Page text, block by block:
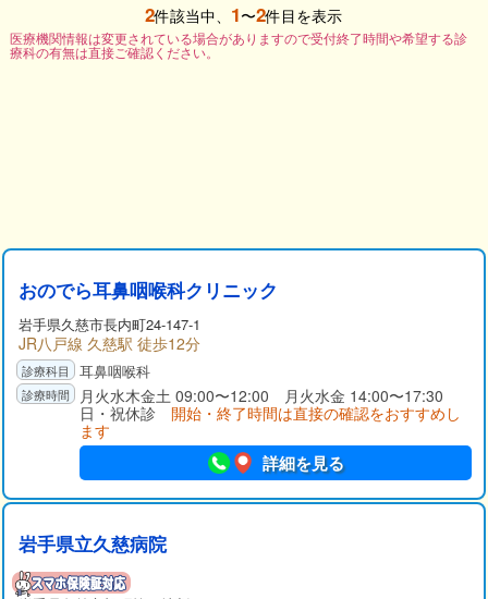
2件該当中、 1〜2件目を表示
医療機関情報は変更されている場合がありますので受付終了時間や希望する診
療科の有無は直接ご確認ください。
おのでら耳鼻咽喉科クリニック
岩手県久慈市長内町24-147-1
JR八戸線 久慈駅 徒歩12分
耳鼻咽喉科
月火水木金土 09:00〜12:00 月火水金 14:00〜17:30
日・祝休診 開始・終了時間は直接の確認をおすすめし
ます
詳細を見る
岩手県立久慈病院